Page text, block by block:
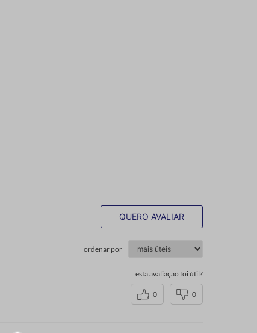
QUERO AVALIAR
ordenar por
esta avaliação foi útil?
0 0